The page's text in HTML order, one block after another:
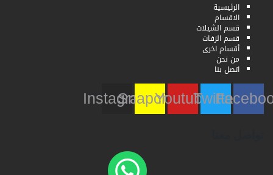
الرئيسية
الاقسام
قسم الشيلات
قسم الزفات
أقسام اخرى
من نحن
اتصل بنا
Twitter
Youtube
Snapchat
Instagram